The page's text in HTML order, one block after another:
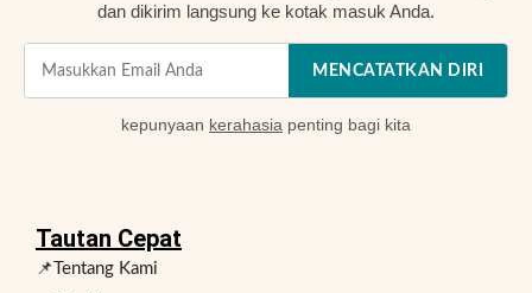
dan dikirim langsung ke kotak masuk Anda.
MENCATATKAN DIRI
kepunyaan kerahasia penting bagi kita
Tautan Cepat
📌Tentang Kami